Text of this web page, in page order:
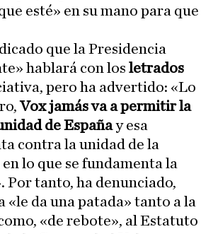
esté» en su mano para que
que la Presidencia
hablará con los letrados
pero ha advertido: «Lo
Vox jamás va a permitir la
de Españay esa
contra la unidad de la
lo que se fundamenta la
Por tanto, ha denunciado,
«le da una patada» tanto a la
«de rebote», al Estatuto